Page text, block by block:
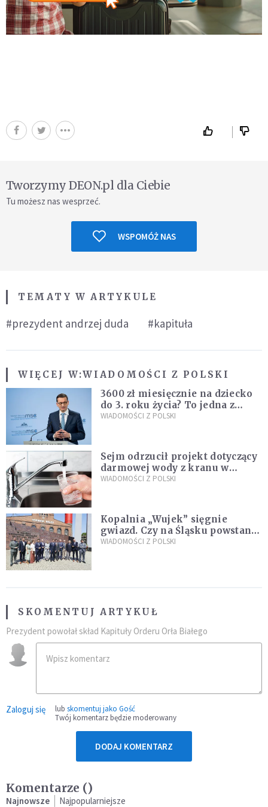
Tworzymy DEON.pl dla Ciebie
Tu możesz nas wesprzeć.
WSPOMÓŻ NAS
TEMATY W ARTYKULE
#prezydent andrzej duda #kapituła
WIĘCEJ W:WIADOMOŚCI Z POLSKI
3600 zł miesięcznie na dziecko
do 3. roku życia? To jedna z
propozycji programu "Rozwój
WIADOMOŚCI Z POLSKI
Sejm odrzucił projekt dotyczący
darmowej wody z kranu w
restauracjach
WIADOMOŚCI Z POLSKI
Kopalnia „Wujek” sięgnie
gwiazd. Czy na Śląsku powstanie
„Dolina Krzemowa”?
WIADOMOŚCI Z POLSKI
SKOMENTUJ ARTYKUŁ
Prezydent powołał skład Kapituły Orderu Orła Białego
Zaloguj się lub skomentuj jako Gość
Twój komentarz będzie moderowany
DODAJ KOMENTARZ
Komentarze ()
Najnowsze Najpopularniejsze